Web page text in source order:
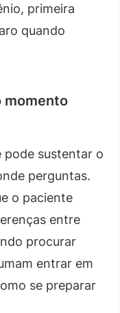
primeira
quando
momento
pode sustentar o
perguntas.
o paciente
entre
procurar
entrar em
se preparar